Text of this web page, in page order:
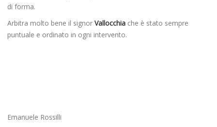
di forma.
Arbitra molto bene il signor Vallocchia che è stato sempre
puntuale e ordinato in ogni intervento.
Emanuele Rossilli